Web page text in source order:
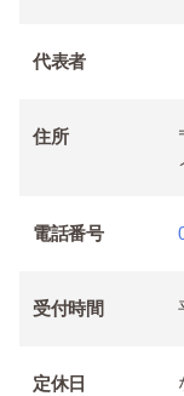
代表者
住所
電話番号
受付時間
定休日